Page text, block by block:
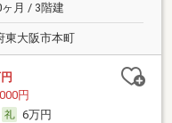
月 / 3階建
東大阪市本町
円
6万円